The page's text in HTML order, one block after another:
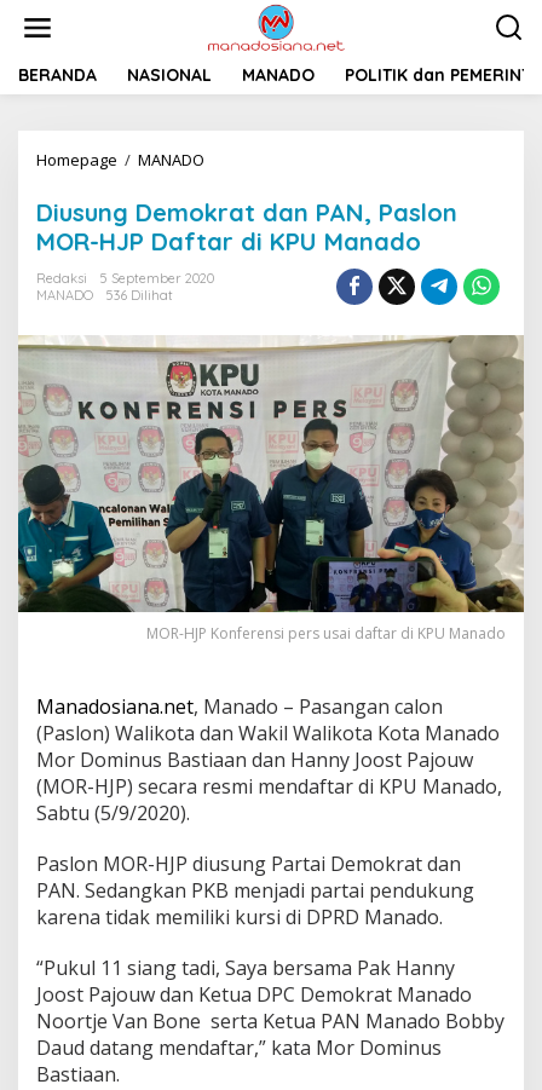
t
BERANDA NASIONAL MANADO POLITIK dan
Homepage / MANADO
u
s
u
n
g
e
m
o
k
r
a
t
d
a
n
P
,
P
l
o
n
M
O
H
J
P
D
f
t
a
d
Diusung Demokrat dan PAN, Paslon
MOR-HJP Daftar di KPU Manado
Redaksi
5 September 2020
MANADO
536 Dilihat
MOR-HJP Konferensi pers usai daftar di KPU Manado
Manadosiana.net, Manado – Pasangan calon
(Paslon) Walikota dan Wakil Walikota Kota Manado
Mor Dominus Bastiaan dan Hanny Joost Pajouw
(MOR-HJP) secara resmi mendaftar di KPU Manado,
Sabtu (5/9/2020).
Paslon MOR-HJP diusung Partai Demokrat dan
PAN. Sedangkan PKB menjadi partai pendukung
karena tidak memiliki kursi di DPRD Manado.
“Pukul 11 siang tadi, Saya bersama Pak Hanny
Joost Pajouw dan Ketua DPC Demokrat Manado
Noortje Van Bone serta Ketua PAN Manado Bobby
Daud datang mendaftar,” kata Mor Dominus
Bastiaan.